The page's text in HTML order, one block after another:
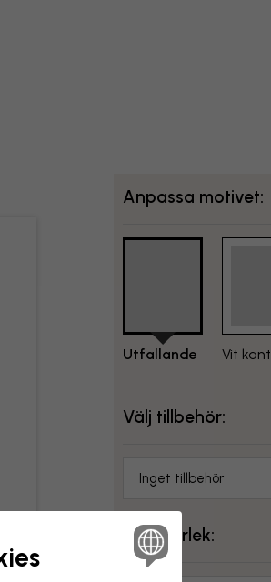
Anpassa motivet:
Utfallande Vit kant
Välj tillbehör:
Inget tillbehör
Välj storlek: